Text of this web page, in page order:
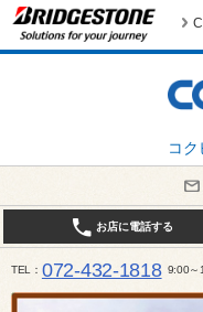
コ
お店に電話する
TEL 072-432-1818 9:00～